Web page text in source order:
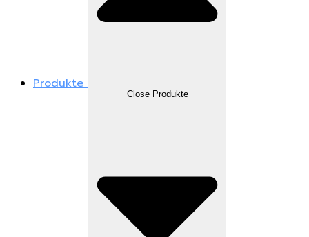
Produkte
Close Produkte